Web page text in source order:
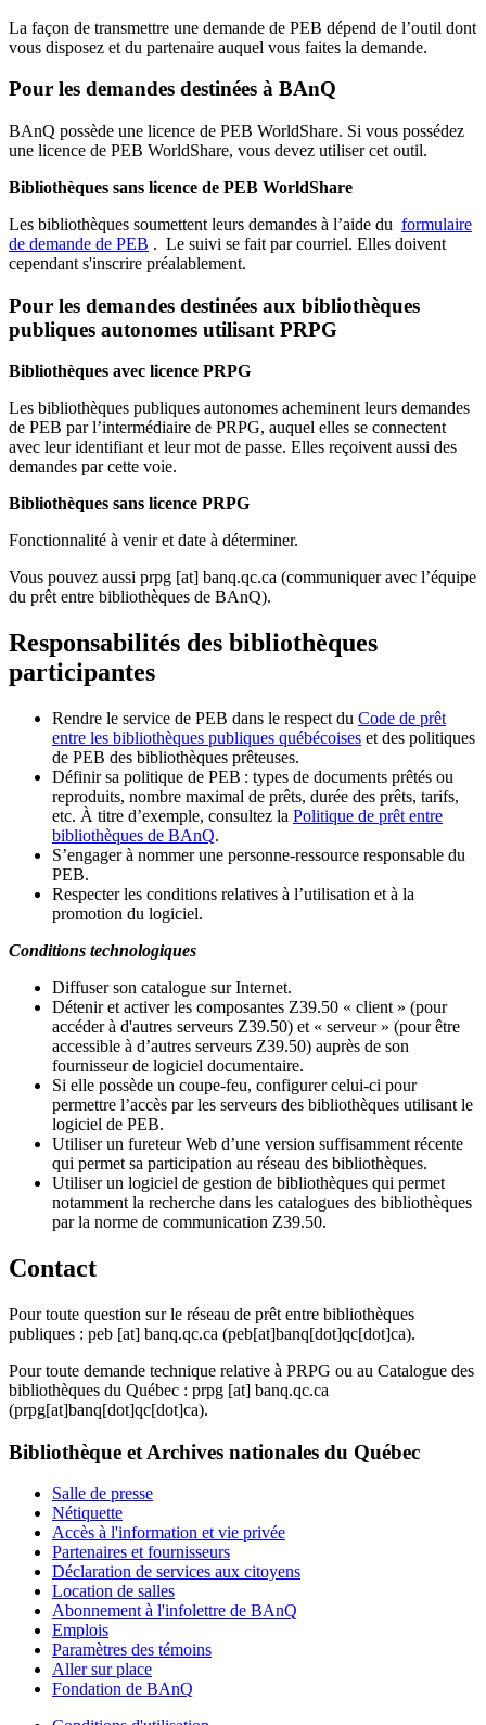
La façon de transmettre une demande de PEB dépend de l’outil dont
vous disposez et du partenaire auquel vous faites la demande.
Pour les demandes destinées à BAnQ
BAnQ possède une licence de PEB WorldShare. Si vous possédez
une licence de PEB WorldShare, vous devez utiliser cet outil.
Bibliothèques sans licence de PEB WorldShare
Les bibliothèques soumettent leurs demandes à l’aide du formulaire
de demande de PEB . Le suivi se fait par courriel. Elles doivent
cependant s'inscrire préalablement.
Pour les demandes destinées aux bibliothèques
publiques autonomes utilisant PRPG
Bibliothèques avec licence PRPG
Les bibliothèques publiques autonomes acheminent leurs demandes
de PEB par l’intermédiaire de PRPG, auquel elles se connectent
avec leur identifiant et leur mot de passe. Elles reçoivent aussi des
demandes par cette voie.
Bibliothèques sans licence PRPG
Fonctionnalité à venir et date à déterminer.
Vous pouvez aussi prpg [at] banq.qc.ca (communiquer avec l’équipe
du prêt entre bibliothèques de BAnQ).
Responsabilités des bibliothèques
participantes
Rendre le service de PEB dans le respect du Code de prêt
entre les bibliothèques publiques québécoises et des politiques
de PEB des bibliothèques prêteuses.
Définir sa politique de PEB : types de documents prêtés ou
reproduits, nombre maximal de prêts, durée des prêts, tarifs,
etc. À titre d’exemple, consultez la Politique de prêt entre
bibliothèques de BAnQ.
S’engager à nommer une personne-ressource responsable du
PEB.
Respecter les conditions relatives à l’utilisation et à la
promotion du logiciel.
Conditions technologiques
Diffuser son catalogue sur Internet.
Détenir et activer les composantes Z39.50 « client » (pour
accéder à d'autres serveurs Z39.50) et « serveur » (pour être
accessible à d’autres serveurs Z39.50) auprès de son
fournisseur de logiciel documentaire.
Si elle possède un coupe-feu, configurer celui-ci pour
permettre l’accès par les serveurs des bibliothèques utilisant le
logiciel de PEB.
Utiliser un fureteur Web d’une version suffisamment récente
qui permet sa participation au réseau des bibliothèques.
Utiliser un logiciel de gestion de bibliothèques qui permet
notamment la recherche dans les catalogues des bibliothèques
par la norme de communication Z39.50.
Contact
Pour toute question sur le réseau de prêt entre bibliothèques
publiques : peb [at] banq.qc.ca (peb[at]banq[dot]qc[dot]ca).
Pour toute demande technique relative à PRPG ou au Catalogue des
bibliothèques du Québec : prpg [at] banq.qc.ca
(prpg[at]banq[dot]qc[dot]ca).
Bibliothèque et Archives nationales du Québec
Salle de presse
Nétiquette
Accès à l'information et vie privée
Partenaires et fournisseurs
Déclaration de services aux citoyens
Location de salles
Abonnement à l'infolettre de BAnQ
Emplois
Paramètres des témoins
Aller sur place
Fondation de BAnQ